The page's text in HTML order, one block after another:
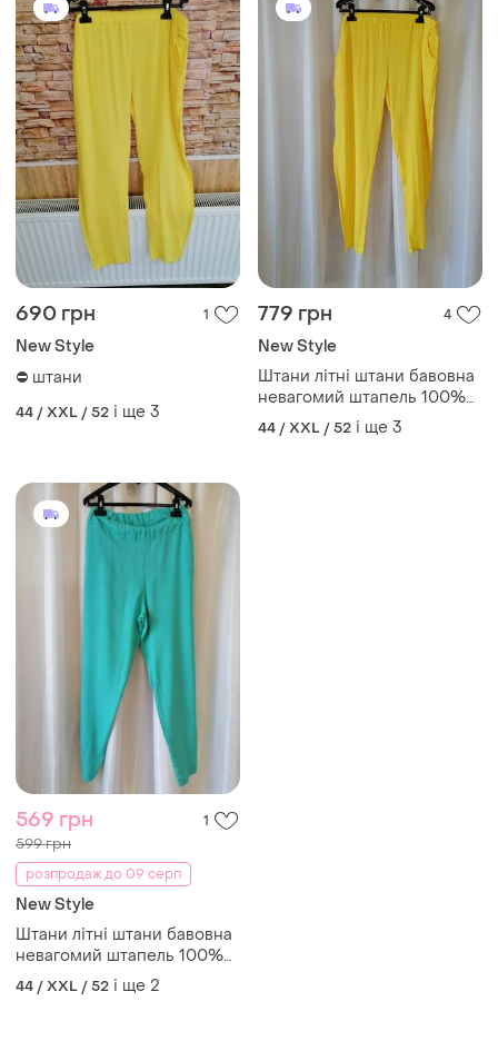
690 грн 1
New Style
⛔ штани
44 / XXL / 52 і ще 3
779 грн 4
New Style
Штани літні штани бавовна
невагомий штапель 100%
натуральна тканина, різні
кольори та розміри 54 р ж
44 / XXL / 52 і ще 3
569 грн 1
599 грн
розпродаж до 09 серп
New Style
Штани літні штани бавовна
невагомий штапель 100%
натуральна тканина, різні
кольори та розміри 54 р ж
44 / XXL / 52 і ще 2